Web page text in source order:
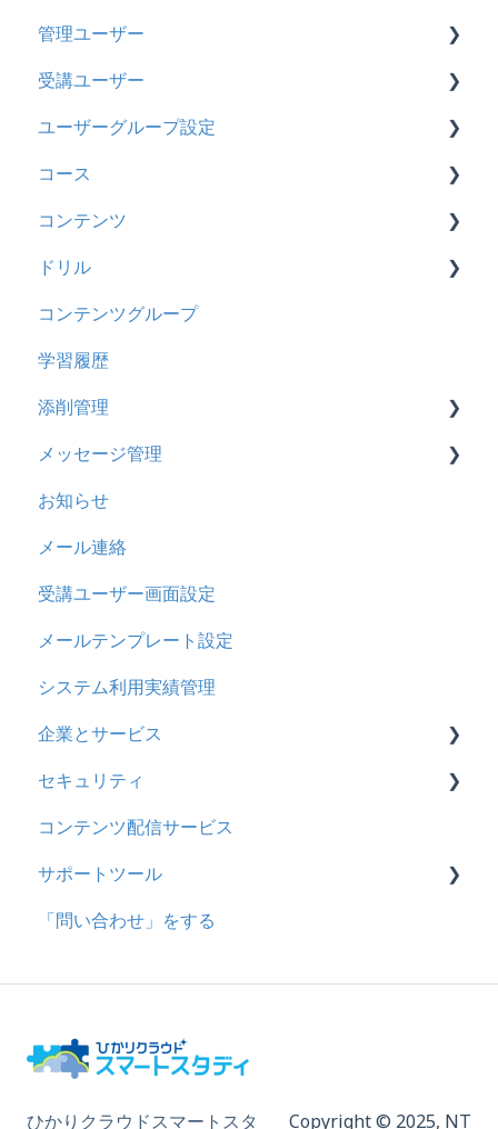
トライアル
カスタマイズ
インターネット・セキュリティ
料金
管理ユーザー・受講ユーザー
履歴
コンテンツ
CSV
ドキュメント
ビデオ
ドリル
メール
メッセージ
お知らせ
多言語変換
助成金
2026年8月アップデート
2026年2月アップデート
2025年10月アップデート
2025年9月アップデート
2025年3月アップデート
2024年12月アップデート
2024年8月アップデート
2024年5月アップデート
2023年12月アップデート
2023年11月アップデート
2023年8月アップデート
2023年4月アップデート
管理ユーザー
管理ユーザーの統合について
管理ユーザーについて
ロールと権限
受講ユーザー
基本操作
【新レイアウト】受講ユーザー登録について
【旧レイアウト】ユーザー編集について
ユーザーグループ設定
【新レイアウト】ユーザーグループ設定
【旧レイアウト】ユーザーグループ設定
コース
基本操作
新レイアウト
旧レイアウト
コース詳細設定の参考
ストレスチェック
CSVについて
コンテンツ
ビデオ
ドキュメント
多言語表示
リンク
ドリル
概要
問題について
ドリルについて
【問題・ドリル】の参考
ドリルスキンについて
問題属性
コンテンツグループ
学習履歴
添削管理
概要
基本操作
採点権限のみを持ったユーザ
採点・承認権限を持ったユーザ
メッセージ管理
基本操作
リンクメッセージスレッド
お知らせ
メール連絡
受講ユーザー画面設定
メールテンプレート設定
システム利用実績管理
企業とサービス
用語の定義
企業について
統合ユーザーについて
サービスについて
セキュリティ
シングルサインオン設定
証明書認証
MFA(多要素認証)
コンテンツ配信サービス
サポートツール
基本操作
問題登録用ファイルに戻す
「問い合わせ」をする
ひかりクラウドスマートスタ Copyright © 2025, NT